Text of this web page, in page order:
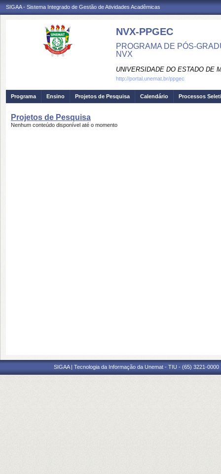
SIGAA - Sistema Integrado de Gestão de Atividades Acadêmicas
NVX-PPGEC
PROGRAMA DE PÓS-
NVX
UNIVERSIDADE DO ESTADO DE
http://portal.unemat.br/ppgec
Programa Ensino Projetos de Pesquisa Calendário Processos
Projetos de Pesquisa
Nenhum conteúdo disponível até o momento
SIGAA | Tecnologia da Informação da Unemat - TIU - (65) 3221-